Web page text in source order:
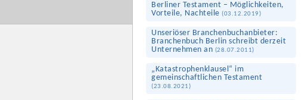
Berliner Testament – Möglichkeiten,
Vorteile, Nachteile(03.12.2019)
Unseriöser Branchenbuchanbieter:
Branchenbuch Berlin schreibt derzeit
Unternehmen an (28.07.2011)
„Katastrophen­klausel“ im
gemeinschaft­lichen Testament
(23.08.2021)